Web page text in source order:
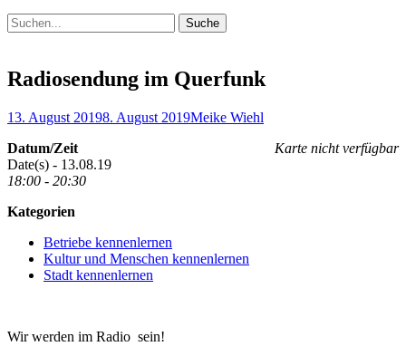
Suchen
Suche
nach:
Radiosendung im Querfunk
Posted
13. August 20198. August 2019Author
Meike Wiehl
Karte nicht verfügbar
Datum/Zeit
Date(s) - 13.08.19
18:00 - 20:30
Kategorien
Betriebe kennenlernen
Kultur und Menschen kennenlernen
Stadt kennenlernen
Wir werden im Radio sein!